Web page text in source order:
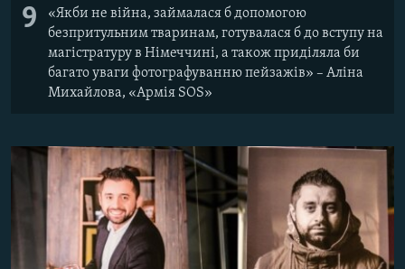
9
«Якби не війна, займалася б допомогою
безпритульним тваринам, готувалася б до вступу на
магістратуру в Німеччині, а також приділяла би
багато уваги фотографуванню пейзажів» – Аліна
Михайлова, «Армія SOS»